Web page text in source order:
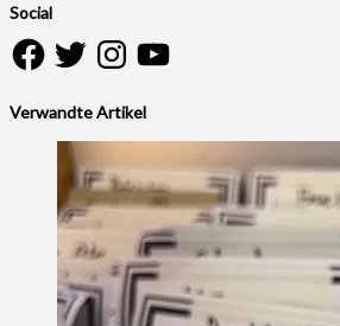
Social
Facebook
TwitterInstagram
YouTube
Verwandte Artikel